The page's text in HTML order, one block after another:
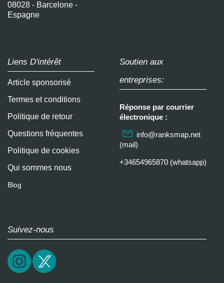
08028 - Barcelone -
Espagne
Liens D'intérêt
Article sponsorisé
Termes et conditions
Politique de retour
Questions fréquentes
Politique de cookies
Qui sommes nous
Blog
Soutien aux
entreprises:
Réponse par courrier
électronique :
info@ranksmap.net
(mail)
+34654965870 (whatsapp)
Suivez-nous